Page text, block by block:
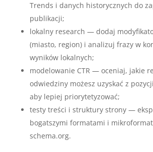
Trends i danych historycznych do
publikacji;
lokalny research — dodaj
(miasto, region) i analizuj frazy w
wyników lokalnych;
modelowanie CTR — oceniaj, jakie
odwiedziny możesz uzyskać z
aby lepiej priorytetyzować;
testy treści i struktury strony —
bogatszymi formatami i
schema.org.